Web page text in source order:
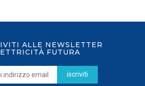
ALLE NEWSLETTER
FUTURA
iscriviti